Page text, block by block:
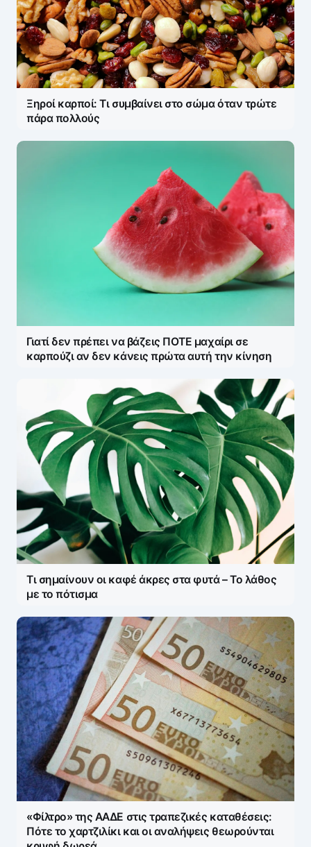
E-mail*
Save my name and e-mail in this browser for the
next time I comment.
Ξηροί καρποί: Τι συμβαίνει στο σώμα όταν τρώτε
πάρα πολλούς
Γιατί δεν πρέπει να βάζεις ΠΟΤΕ μαχαίρι σε
καρπούζι αν δεν κάνεις πρώτα αυτή την κίνηση
Τι σημαίνουν οι καφέ άκρες στα φυτά – Το λάθος
με το πότισμα
«Φίλτρο» της ΑΑΔΕ στις τραπεζικές καταθέσεις:
Πότε το χαρτζιλίκι και οι αναλήψεις θεωρούνται